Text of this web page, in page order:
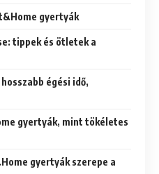
gyertyák
tippek és ötletek a
égési idő,
gyertyák, mint tökéletes
gyertyák szerepe a